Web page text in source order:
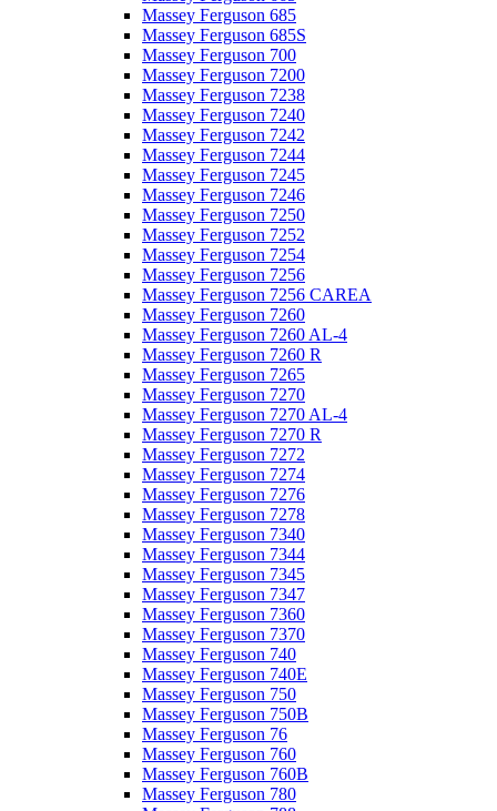
Massey Ferguson 685
Massey Ferguson 685S
Massey Ferguson 700
Massey Ferguson 7200
Massey Ferguson 7238
Massey Ferguson 7240
Massey Ferguson 7242
Massey Ferguson 7244
Massey Ferguson 7245
Massey Ferguson 7246
Massey Ferguson 7250
Massey Ferguson 7252
Massey Ferguson 7254
Massey Ferguson 7256
Massey Ferguson 7256 CAREA
Massey Ferguson 7260
Massey Ferguson 7260 AL-4
Massey Ferguson 7260 R
Massey Ferguson 7265
Massey Ferguson 7270
Massey Ferguson 7270 AL-4
Massey Ferguson 7270 R
Massey Ferguson 7272
Massey Ferguson 7274
Massey Ferguson 7276
Massey Ferguson 7278
Massey Ferguson 7340
Massey Ferguson 7344
Massey Ferguson 7345
Massey Ferguson 7347
Massey Ferguson 7360
Massey Ferguson 7370
Massey Ferguson 740
Massey Ferguson 740E
Massey Ferguson 750
Massey Ferguson 750B
Massey Ferguson 76
Massey Ferguson 760
Massey Ferguson 760B
Massey Ferguson 780